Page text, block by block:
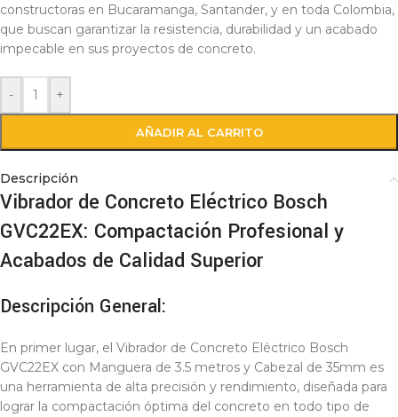
constructoras en Bucaramanga, Santander, y en toda Colombia,
que buscan garantizar la resistencia, durabilidad y un acabado
impecable en sus proyectos de concreto.
- +
AÑADIR AL CARRITO
Descripción
Vibrador de Concreto Eléctrico Bosch
GVC22EX: Compactación Profesional y
Acabados de Calidad Superior
Descripción General:
En primer lugar, el Vibrador de Concreto Eléctrico Bosch
GVC22EX con Manguera de 3.5 metros y Cabezal de 35mm es
una herramienta de alta precisión y rendimiento, diseñada para
lograr la compactación óptima del concreto en todo tipo de